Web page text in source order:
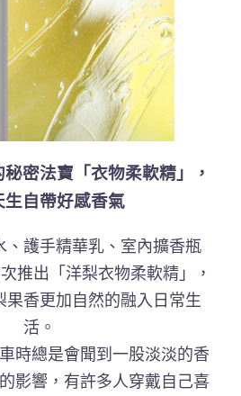
密法寶「衣物柔軟精」，
生自帶好感香氣
、護手精華乳、室內擴香瓶
推出「洋梨衣物柔軟精」，
果香更加自然的融入日常生
活。
時總是會聞到一股淡淡的香
影響，有許多人穿戴自己喜